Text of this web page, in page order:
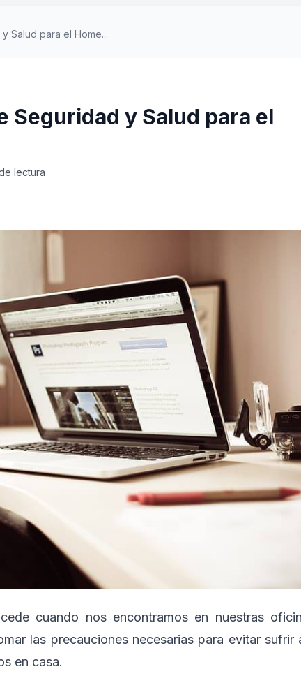
Salud para el Home...
Seguridad y Salud para el
lectura
cuando nos encontramos en nuestras
las precauciones necesarias para evitar sufrir
en casa.